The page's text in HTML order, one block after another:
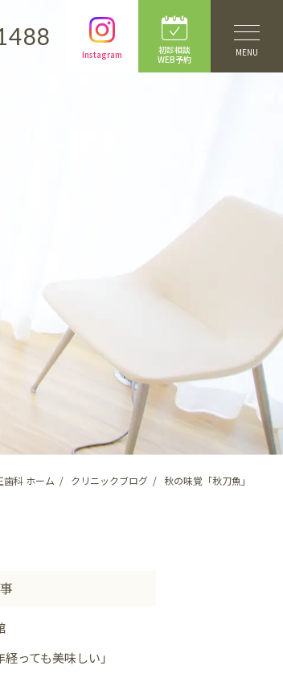
Instagram
初診相談
WEB予約
MENU
歯科 ホーム クリニックブログ 秋の味覚「秋刀魚」
経っても美味しい」